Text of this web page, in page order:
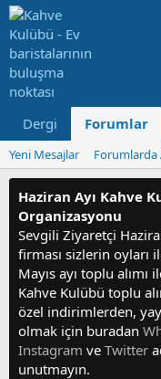
Dergi Forumlar
Yeni Mesajlar Forumlarda
Haziran Ayı Kahve
Organizasyonu
Sevgili Ziyaretçi
firması sizlerin oyları
Mayıs ayı toplu
Kahve Kulübü toplu
özel indirimlerden,
olmak için buradan
Instagram ve Twitter
unutmayın.